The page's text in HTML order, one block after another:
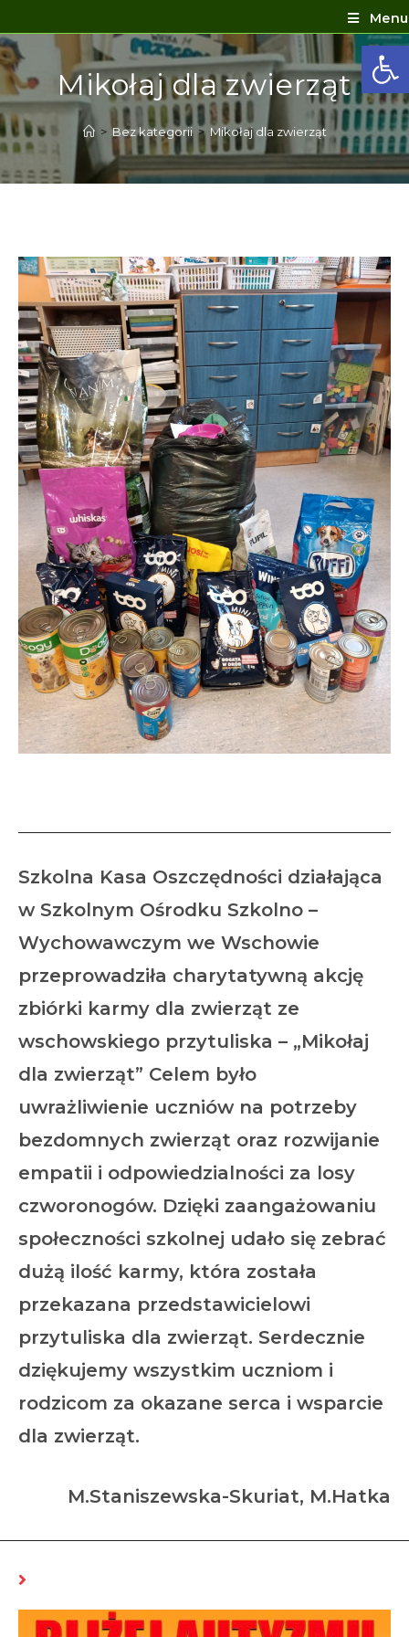
Menu
Mikołaj dla zwierząt
> Bez kategorii > Mikołaj dla zwierząt
Szkolna Kasa Oszczędności działająca
w Szkolnym Ośrodku Szkolno –
Wychowawczym we Wschowie
przeprowadziła charytatywną akcję
zbiórki karmy dla zwierząt ze
wschowskiego przytuliska – „Mikołaj
dla zwierząt” Celem było
uwrażliwienie uczniów na potrzeby
bezdomnych zwierząt oraz rozwijanie
empatii i odpowiedzialności za losy
czworonogów. Dzięki zaangażowaniu
społeczności szkolnej udało się zebrać
dużą ilość karmy, która została
przekazana przedstawicielowi
przytuliska dla zwierząt. Serdecznie
dziękujemy wszystkim uczniom i
rodzicom za okazane serca i wsparcie
dla zwierząt.
M.Staniszewska-Skuriat, M.Hatka